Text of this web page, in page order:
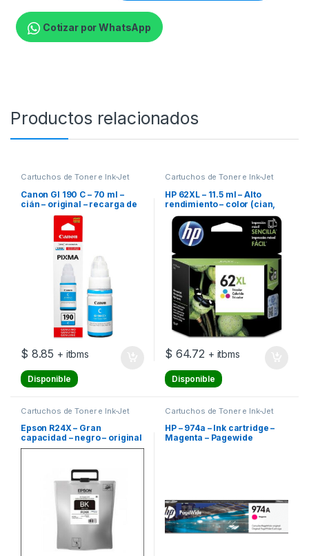
Cotizar por WhatsApp
Productos relacionados
Cartuchos de Toner e Ink-Jet
Canon GI 190 C – 70 ml –
cián – original – recarga de
tinta – para Maxx Tinta
G3102; MegaTank G2110,
G3111; PIXMA G-1110,
G2100, G2110, G3110,
G4100, G4110
$ 8.85 + itbms
Disponible
Cartuchos de Toner e Ink-Jet
HP 62XL – 11.5 ml – Alto
rendimiento – color (cian,
magenta, amarillo) –
original – cartucho de tinta –
para ENVY 55XX, 56XX,
76XX; Officejet 200, 250,
57XX, 8040
$ 64.72 + itbms
Disponible
Cartuchos de Toner e Ink-Jet
Epson R24X – Gran
capacidad – negro – original
– paquete de tinta – para
WF-R8590 D3TWFC, WF-
R8590DTWF, WF-
R8590DTWFL
Cartuchos de Toner e Ink-Jet
HP – 974a – Ink cartridge –
Magenta – Pagewide